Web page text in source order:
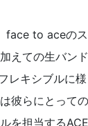
face to aceの
えての生バン
レキシブルに
彼らにとって
を担当する